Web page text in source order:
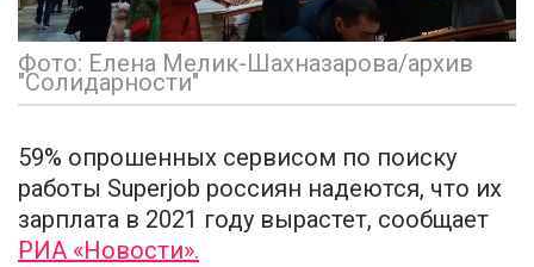
Фото: Елена Мелик-Шахназарова/архив
"Солидарности"
59% опрошенных сервисом по поиску
работы Superjob россиян надеются, что их
зарплата в 2021 году вырастет, сообщает
РИА «Новости».